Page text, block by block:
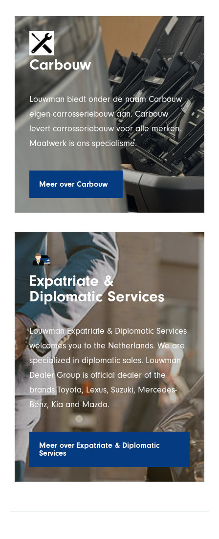
Carbouw
Louwman biedt onder de naam Carbouw
eigen carrosseriebouw aan. Carbouw
levert carrosseriebouw voor alle merken.
Maatwerk is ons specialisme.
Meer over Carbouw
Expatriate &
Diplomatic Services
Louwman Expatriate & Diplomatic Services
welcomes you to the Netherlands. We are
specialized in diplomatic sales. Louwman
Dealer Group is official dealer of the
brands Toyota, Lexus, Suzuki, Mercedes-
Benz, Kia and Mazda.
Meer over Expatriate & Diplomatic
Services